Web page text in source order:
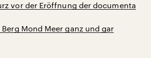
vor der Eröffnung der documenta
Mond Meer ganz und gar